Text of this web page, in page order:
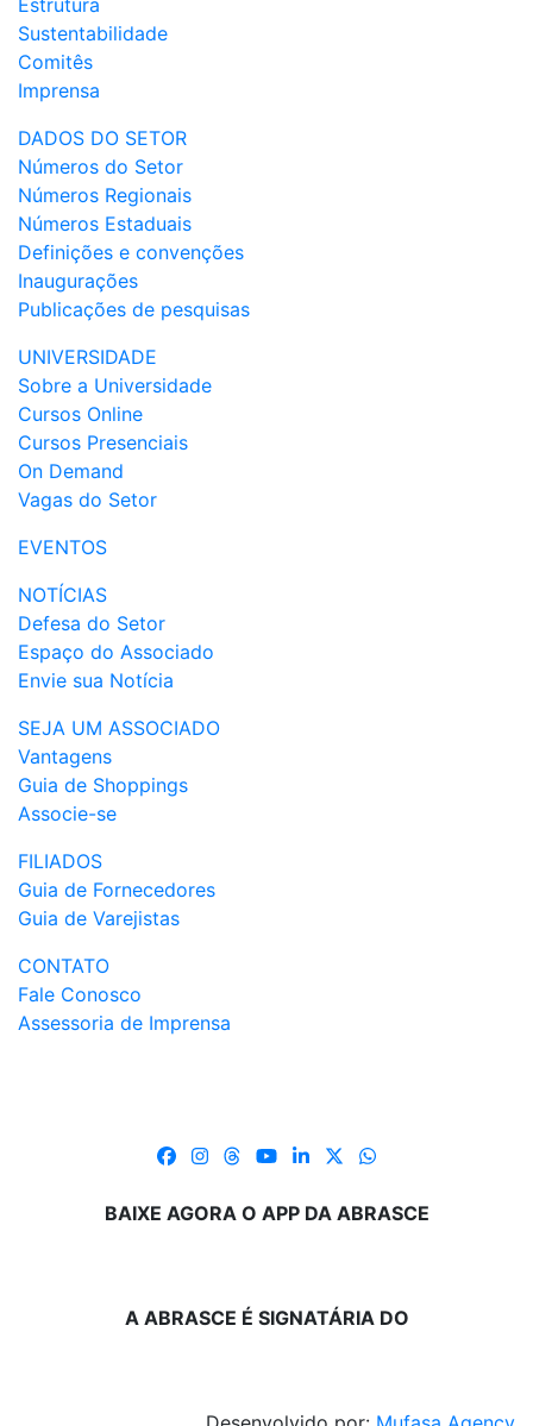
Estrutura
Sustentabilidade
Comitês
Imprensa
DADOS DO SETOR
Números do Setor
Números Regionais
Números Estaduais
Definições e convenções
Inaugurações
Publicações de pesquisas
UNIVERSIDADE
Sobre a Universidade
Cursos Online
Cursos Presenciais
On Demand
Vagas do Setor
EVENTOS
NOTÍCIAS
Defesa do Setor
Espaço do Associado
Envie sua Notícia
SEJA UM ASSOCIADO
Vantagens
Guia de Shoppings
Associe-se
FILIADOS
Guia de Fornecedores
Guia de Varejistas
CONTATO
Fale Conosco
Assessoria de Imprensa
BAIXE AGORA O APP DA ABRASCE
A ABRASCE É SIGNATÁRIA DO